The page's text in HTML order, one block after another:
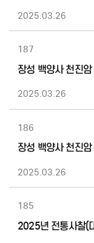
2025.03.26
187
장성 백양사 천진
2025.03.26
186
장성 백양사 천진
2025.03.26
185
2025년 전통사찰(